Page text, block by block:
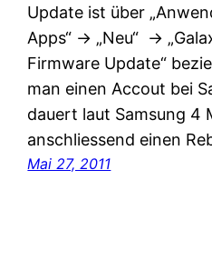
Update ist über
Apps“ -> „Neu“ ->
Firmware Update“
man einen Accout bei
dauert laut Samsung 4
anschliessend einen
Mai 27, 2011